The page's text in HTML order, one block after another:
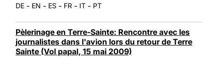
DE - EN - ES - FR - IT - PT
Pèlerinage en Terre-Sainte: Rencontre avec les
journalistes dans l'avion lors du retour de Terre
Sainte (Vol papal, 15 mai 2009)